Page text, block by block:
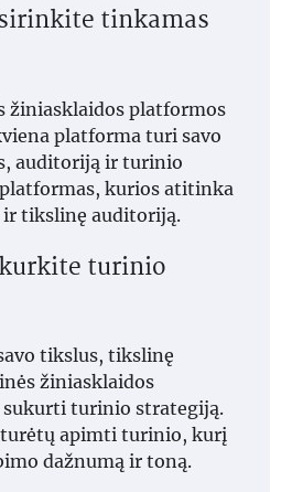
tinkamas
žiniasklaidos platformos
platforma turi savo
auditoriją ir turinio
kurios atitinka
ir tikslinę auditoriją.
turinio
tikslus, tikslinę
žiniasklaidos
sukurti turinio strategiją.
apimti turinio, kurį
dažnumą ir toną.